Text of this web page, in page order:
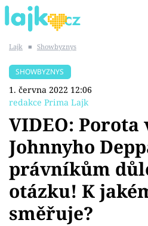
SHOPAHOLICADEL
Témata
Showbyznys
Youtubeři
Lajk ■ Showbyznys
SHOWBYZNYS
1. června 2022 12:06
redakce Prima Lajk
VIDEO:
Johnnyho
právníkům
otázku! K
směřuje?